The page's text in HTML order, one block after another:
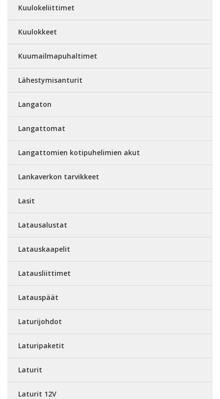
Kuulokeliittimet
Kuulokkeet
Kuumailmapuhaltimet
Lähestymisanturit
Langaton
Langattomat
Langattomien kotipuhelimien akut
Lankaverkon tarvikkeet
Lasit
Latausalustat
Latauskaapelit
Latausliittimet
Latauspäät
Laturijohdot
Laturipaketit
Laturit
Laturit 12V